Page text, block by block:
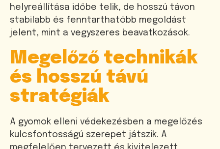
helyreállítása időbe telik, de hosszú távon
stabilabb és fenntarthatóbb megoldást
jelent, mint a vegyszeres beavatkozások.
Megelőző technikák
és hosszú távú
stratégiák
A gyomok elleni védekezésben a megelőzés
kulcsfontosságú szerepet játszik. A